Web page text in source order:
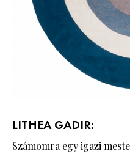
LITHEA GADIR:
Számomra egy igazi